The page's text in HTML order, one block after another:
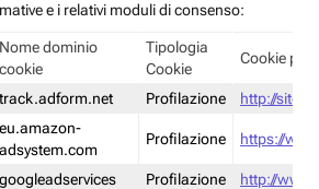
e i relativi moduli di consenso:
Nome dominio
cookie
Tipologia
Cookie
Cookie
track.adform.net Profilazione http://
eu.amazon-
adsystem.com
Profilazione https://
googleadservices Profilazione
http://